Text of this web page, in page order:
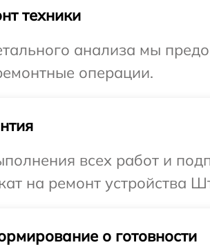
техники
анализа мы
операции.
всех работ и
на ремонт устройства
о готовности